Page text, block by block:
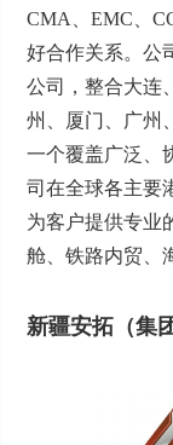
CMA、EMC、
好合作关系。公
公司，整合大连
州、厦门、广州
一个覆盖广泛、
司在全球各主要
为客户提供专业
舱、铁路内贸、
新疆安拓（集